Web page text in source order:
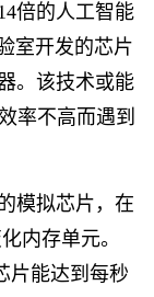
倍的人工智能
室开发的芯片
。该技术或能
率不高而遇到
模拟芯片，在
内存单元。
片能达到每秒